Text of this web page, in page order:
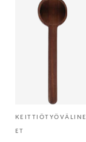
KEITTIÖTYÖVÄLINE
ET